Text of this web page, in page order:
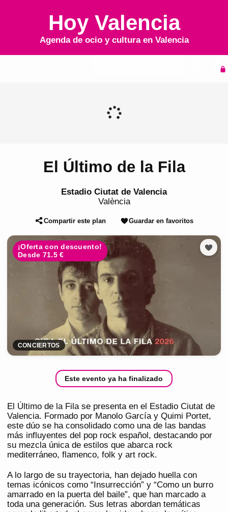
Hoy Valencia
Agenda de ocio y cultura en Valencia
El Último de la Fila
Estadio Ciutat de Valencia
València
Compartir este plan Guardar en favoritos
¡Oferta con descuento!
Desde 71.5 €
CONCIERTOS
Este evento ya ha finalizado
El Último de la Fila se presenta en el Estadio Ciutat de
Valencia. Formado por Manolo García y Quimi Portet,
este dúo se ha consolidado como una de las bandas
más influyentes del pop rock español, destacando por
su mezcla única de estilos que abarca rock
mediterráneo, flamenco, folk y art rock.
A lo largo de su trayectoria, han dejado huella con
temas icónicos como “Insurrección” y “Como un burro
amarrado en la puerta del baile”, que han marcado a
toda una generación. Sus letras abordan temáticas